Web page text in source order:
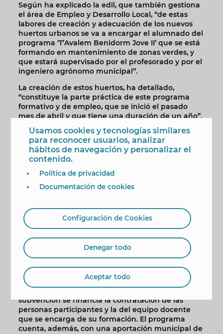
Según ha explicado la edil, que también gestiona
el área de Empleo y Desarrollo Local, “de estas
labores de creación y adecuación de los nuevos
huertos urbanos se va a encargar el alumnado del
programa ‘T’Avalem Benidorm Jove II’ que se está
formando en mantenimiento de zonas verdes, y
que estará supervisado por el profesorado y por el
ingeniero agrónomo municipal”.
La creación de estos huertos, ha detallado,
“constituye la parte práctica de este programa
formativo y de empleo, que se inició el pasado
mes de abril y que tiene una duración de un año”.
Durante los primeros meses, el alumnado se ha
centrado en la formación teórica, mientras que en
el ecuador del programa se combinarán las
sesiones teóricas y prácticas.
Gómez ha recordado que “en la actualidad son
cerca de medio centenar los huertos urbanos
operativos en el Camí de la Parva, a los que a
este proyecto de ampliación”. En todos ellos, ha
indicado, “se practicará la agricultura ecológica
para autoconsumo”.
T’Avalem Benidorm Joves
El proyecto ‘T’Avalem Benidorm Jove II’ del
desempleadas de 16 a 30 años y cuenta con una
subvención de Labora de 501.556,80 euros
procedentes del Fondo Social Europeo. Con esta
subvención se financia la contratación de las
personas participantes y la del equipo docente
que se encarga de su formación. El programa
cuenta, además, con una aportación municipal de
Usamos cookies y tecnologías similares
para reconocer usuarios, analizar
hábitos de navegación y personalizar el
contenido.
Política de privacidad
Documentación de cookies
Configuración de Cookies
Denegar todo
Aceptar todo